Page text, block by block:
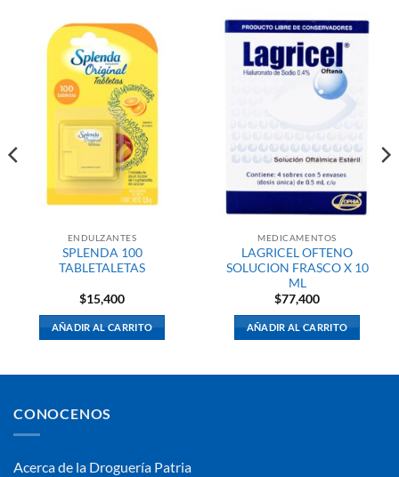
ENDULZANTES
SPLENDA 100
TABLETALETAS
$15,400
AÑADIR AL CARRITO
MEDICAMENTOS
LAGRICEL OFTENO
SOLUCION FRASCO X 10
ML
$77,400
AÑADIR AL CARRITO
CONOCENOS
Acerca de la Droguería Patria